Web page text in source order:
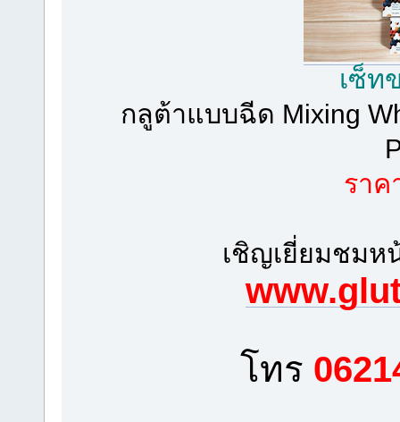
เซ็ท
กลูต้าแบบฉีด Mixing
รา
เชิญเยี่ยมชมห
โทร